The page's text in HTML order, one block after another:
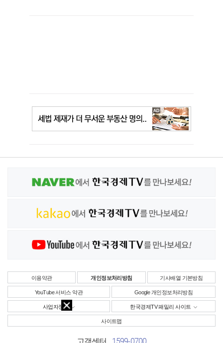
이용약관 개인정보처리방침 기사배열 기본방침
YouTube 서비스 약관 Google 개인정보처리방침
사업자정보 한국경제TV 패밀리 사이트
사이트맵
고객센터 1599-0700